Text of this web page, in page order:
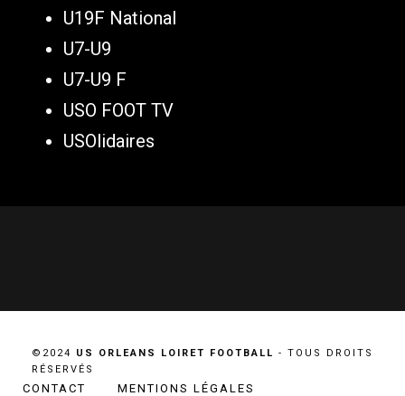
U19F National
U7-U9
U7-U9 F
USO FOOT TV
USOlidaires
©2024 US ORLEANS LOIRET FOOTBALL - TOUS DROITS
RÉSERVÉS
CONTACT MENTIONS LÉGALES